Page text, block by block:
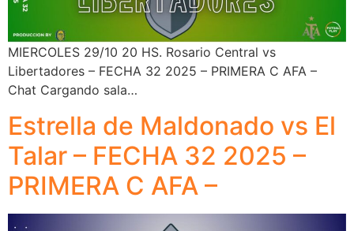
MIERCOLES 29/10 20 HS. Rosario Central vs
Libertadores – FECHA 32 2025 – PRIMERA C AFA –
Chat Cargando sala…
Estrella de Maldonado vs El
Talar – FECHA 32 2025 –
PRIMERA C AFA –